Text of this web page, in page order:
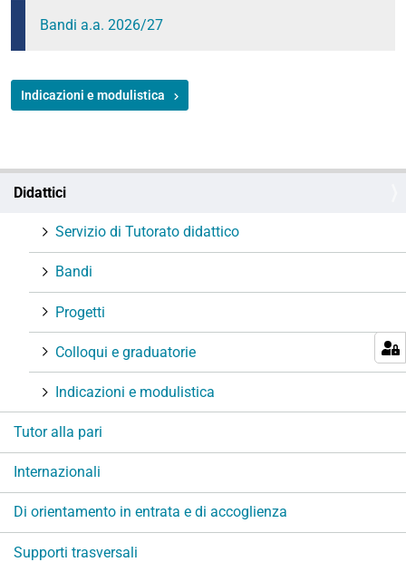
Bandi a.a. 2026/27
Indicazioni e modulistica
Didattici
Servizio di Tutorato didattico
Bandi
Progetti
Colloqui e graduatorie
Indicazioni e modulistica
Tutor alla pari
Internazionali
Di orientamento in entrata e di accoglienza
Supporti trasversali